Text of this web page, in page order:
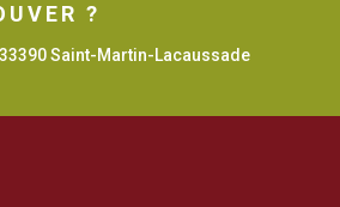
?
Saint-Martin-Lacaussade